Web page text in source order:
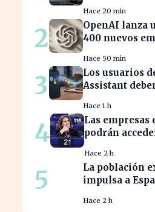
extranjero
Hace 20 min
2
OpenAI lanza
400 nuevos
Hace 50 min
3
Los usuarios
Assistant
sus
Hace 1 h
4
Las empresas
podrán
transición
Hace 2 h
5
La población
impulsa a
cifras récord
Hace 2 h